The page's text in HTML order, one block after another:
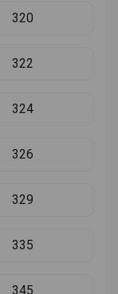
320
322
324
326
329
335
345